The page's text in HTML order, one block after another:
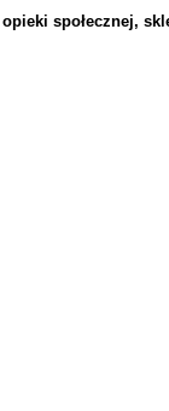
społecznej,